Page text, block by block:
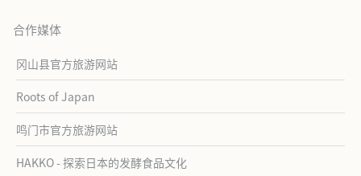
合作媒体
冈山县官方旅游网站
Roots of Japan
鸣门市官方旅游网站
HAKKO - 探索日本的发酵食品文化